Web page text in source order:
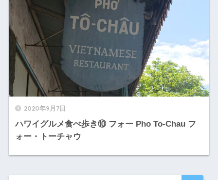
2020年9月7日
ハワイグルメ食べ歩き⑩ フォー Pho To-Chau フ
ォー・トーチャウ